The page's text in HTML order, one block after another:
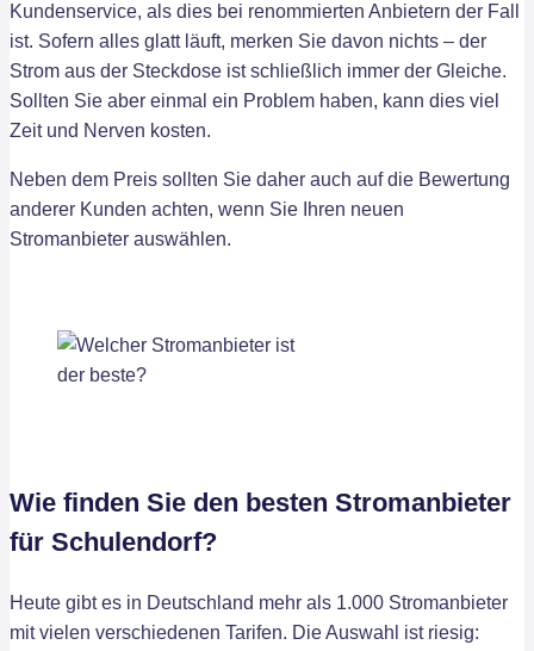
Kundenservice, als dies bei renommierten Anbietern der Fall
ist. Sofern alles glatt läuft, merken Sie davon nichts – der
Strom aus der Steckdose ist schließlich immer der Gleiche.
Sollten Sie aber einmal ein Problem haben, kann dies viel
Zeit und Nerven kosten.
Neben dem Preis sollten Sie daher auch auf die Bewertung
anderer Kunden achten, wenn Sie Ihren neuen
Stromanbieter auswählen.
Wie finden Sie den besten Stromanbieter
für Schulendorf?
Heute gibt es in Deutschland mehr als 1.000 Stromanbieter
mit vielen verschiedenen Tarifen. Die Auswahl ist riesig: